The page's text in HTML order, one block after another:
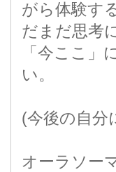
がら体験す
だまだ思考
「今ここ
い。
(今後の自分
オーラソー